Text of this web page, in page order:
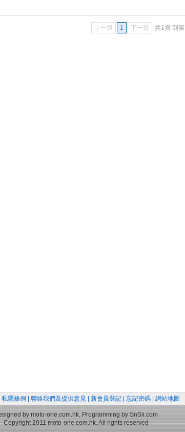
上一頁 1 下一頁 共1頁 到第
私隱條例 聯絡我們及提供意見| 新會員登記| 忘記密碼| 網站地圖
by moto-one.com.hk. Programming by SnSii.com
Copyright 2011 moto-one.com.hk. All rights reserved